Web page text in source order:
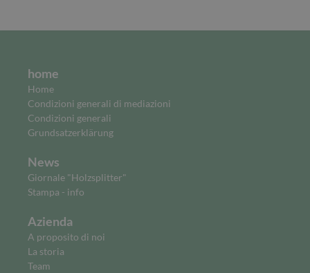
home
Home
Condizioni generali di mediazioni
Condizioni generali
Grundsatzerklärung
News
Giornale "Holzsplitter"
Stampa - info
Azienda
A proposito di noi
La storia
Team